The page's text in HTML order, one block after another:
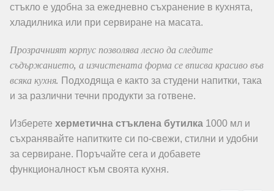
стъкло е удобна за ежедневно съхранение в кухнята,
хладилника или при сервиране на масата.
Прозрачният корпус позволява лесно да следите
съдържанието, а изчистената форма се вписва красиво във
всяка кухня. Подходяща е както за студени напитки, така
и за различни течни продукти за готвене.
Изберете херметична стъклена бутилка 1000 мл и
съхранявайте напитките си по-свежи, стилни и удобни
за сервиране. Поръчайте сега и добавете
функционалност към своята кухня.